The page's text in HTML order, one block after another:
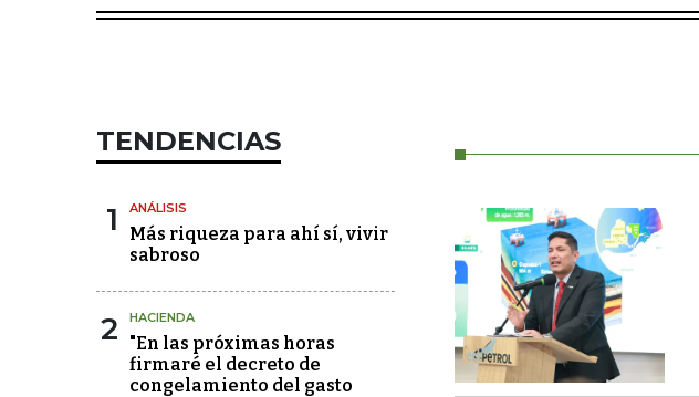
TENDENCIAS
1 ANÁLISIS
Más riqueza para ahí sí, vivir
sabroso
2 HACIENDA
"En las próximas horas
firmaré el decreto de
congelamiento del gasto